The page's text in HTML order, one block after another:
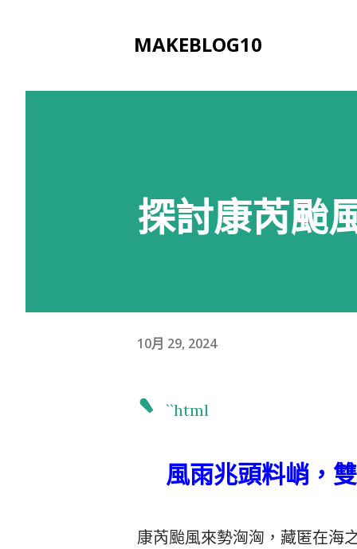
MAKEBLOG10
探討康芮颱
10月 29, 2024
` ``html
風雨兆頭料峭，
康芮颱風來勢洶洶，藏匿在海